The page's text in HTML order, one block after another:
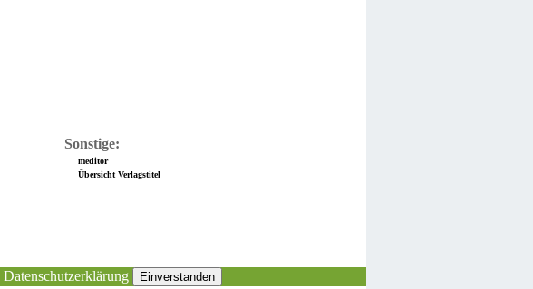
Sonstige:
meditor
Übersicht Verlagstitel
Datenschutzerklärung Einverstanden